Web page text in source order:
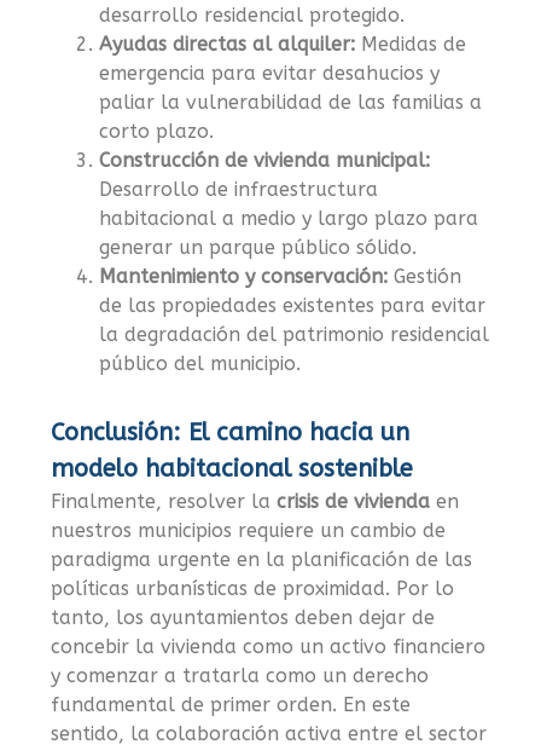
desarrollo residencial protegido.
Ayudas directas al alquiler: Medidas de
emergencia para evitar desahucios y
paliar la vulnerabilidad de las familias a
corto plazo.
Construcción de vivienda municipal:
Desarrollo de infraestructura
habitacional a medio y largo plazo para
generar un parque público sólido.
Mantenimiento y conservación: Gestión
de las propiedades existentes para evitar
la degradación del patrimonio residencial
público del municipio.
Conclusión: El camino hacia un
modelo habitacional sostenible
Finalmente, resolver lacrisis de vivienda en
nuestros municipios requiere un cambio de
paradigma urgente en la planificación de las
políticas urbanísticas de proximidad. Por lo
tanto, los ayuntamientos deben dejar de
concebir la vivienda como un activo financiero
y comenzar a tratarla como un derecho
fundamental de primer orden. En este
sentido, la colaboración activa entre el sector